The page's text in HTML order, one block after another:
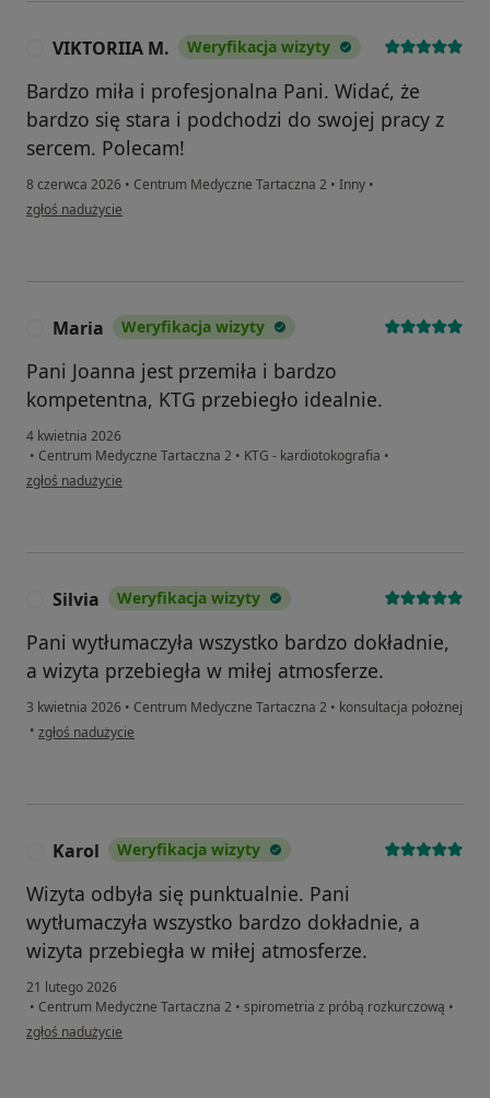
VIKTORIIA M. Weryfikacja wizyty
Bardzo miła i profesjonalna Pani. Widać, że
bardzo się stara i podchodzi do swojej pracy z
sercem. Polecam!
8 czerwca 2026 • Centrum Medyczne Tartaczna 2 • Inny •
w opinii użytkownika VIKTORIIA M.
zgłoś nadużycie
Maria Weryfikacja wizyty
Pani Joanna jest przemiła i bardzo
kompetentna, KTG przebiegło idealnie.
4 kwietnia 2026
• Centrum Medyczne Tartaczna 2 • KTG - kardiotokografia •
w opinii użytkownika Maria
zgłoś nadużycie
Silvia Weryfikacja wizyty
Pani wytłumaczyła wszystko bardzo dokładnie,
a wizyta przebiegła w miłej atmosferze.
3 kwietnia 2026 • Centrum Medyczne Tartaczna 2 • konsultacja położnej
• w opinii użytkownika Silvia
zgłoś nadużycie
Karol Weryfikacja wizyty
Wizyta odbyła się punktualnie. Pani
wytłumaczyła wszystko bardzo dokładnie, a
wizyta przebiegła w miłej atmosferze.
21 lutego 2026
• Centrum Medyczne Tartaczna 2 • spirometria z próbą rozkurczową •
w opinii użytkownika Karol
zgłoś nadużycie